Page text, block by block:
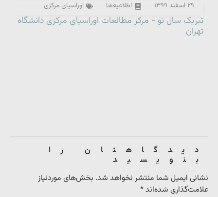
۲۹ اسفند ۱۳۹۹ اطلاعیه‌ها اوراسیای مرکزی
تبریک سال نو - مرکز مطالعات اوراسیای مرکزی دانشگاه
تهران
دیدگاهتان را
بنویسید
نشانی ایمیل شما منتشر نخواهد شد. بخش‌های موردنیاز
علامت‌گذاری شده‌اند*